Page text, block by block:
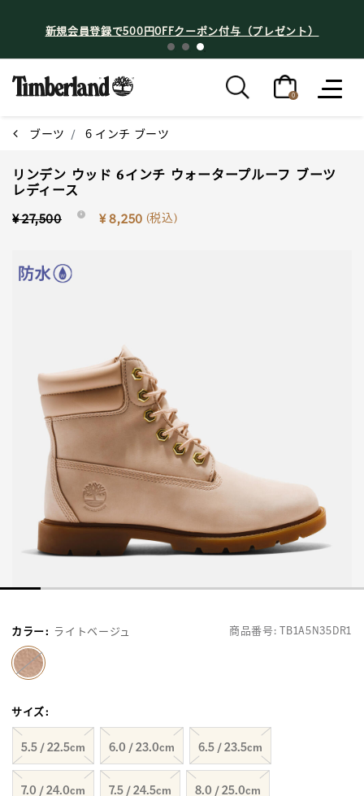
新規会員登録で500円OFFクーポン付与（プレゼント）
0
ブーツ 6 インチ ブーツ
リンデン ウッド 6インチ ウォータープルーフ ブーツ
レディース
Price reduced from
¥ 27,500to i ¥ 8,250 (税込)
商品番号:TB1A5N35DR1
カラー: ライトベージュ
サイズ:
5.5 / 22.5cm 6.0 / 23.0cm 6.5 / 23.5cm
7.0 / 24.0cm 7.5 / 24.5cm 8.0 / 25.0cm